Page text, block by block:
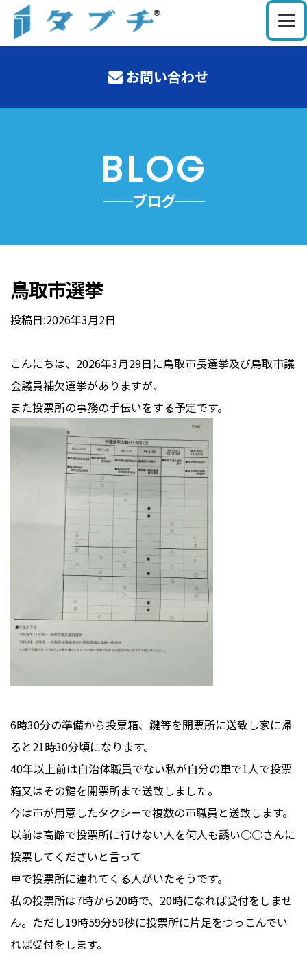
お問い合わせ
BLOG
──ブログ──
鳥取市選挙
投稿日:2026年3月2日
こんにちは、2026年3月29日に鳥取市長選挙及び鳥取市議
会議員補欠選挙がありますが、
また投票所の事務の手伝いをする予定です。
6時30分の準備から投票箱、鍵等を開票所に送致し家に帰
ると21時30分頃になります。
40年以上前は自治体職員でない私が自分の車で1人で投票
箱又はその鍵を開票所まで送致しました。
今は市が用意したタクシーで複数の市職員と送致します。
以前は高齢で投票所に行けない人を何人も誘い○○さんに
投票してくださいと言って
車で投票所に連れてくる人がいたそうです。
私の投票所は7時から20時で、20時になれば受付をしませ
ん。ただし19時59分59秒に投票所に片足をつっこんでい
れば受付をします。